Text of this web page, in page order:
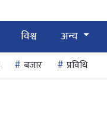
विश्व अन्य
बजार प्रविधि